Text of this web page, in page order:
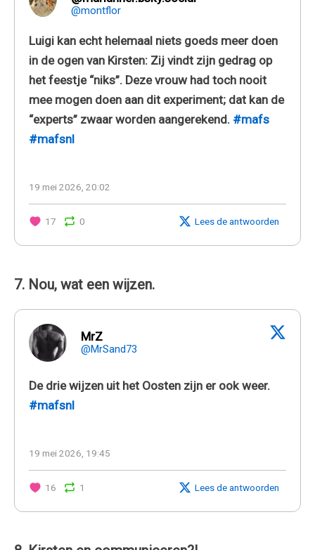
@montflor
Luigi kan echt helemaal niets goeds meer doen
in de ogen van Kirsten: Zij vindt zijn gedrag op
het feestje “niks”. Deze vrouw had toch nooit
mee mogen doen aan dit experiment; dat kan de
“experts” zwaar worden aangerekend. #mafs
#mafsnl
19 mei 2026, 20:02
17 0 Lees de antwoorden
7. Nou, wat een wijzen.
MrZ
@MrSand73
De drie wijzen uit het Oosten zijn er ook weer.
#mafsnl
19 mei 2026, 19:45
16 1 Lees de antwoorden